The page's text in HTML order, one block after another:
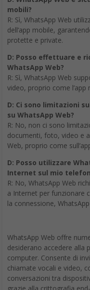
Antonio Corghi, BIP
Daryoush Goljahani,
Cloud, aggiunge:
ridefinendo i confini
organizzazioni di sfruttare
operazioni attraverso
Il futuro promettente
Datwave, con la sua
dell’Intelligenza
trasformare la tecnologia
piano nelle strategie
è ciò che differenzia un
diventare quel leader,
digitalizzazione costituisce
livello globale.
La creazione di Datwave
opportunità nel settore
obiettivi ben definiti,
principali promotori della
mondiale.